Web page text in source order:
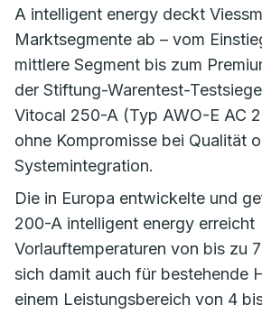
A intelligent energy deckt
Marktsegmente ab – vom
mittlere Segment bis zum
der Stiftung-Warentest-
Vitocal 250-A (Typ AWO-E AC
ohne Kompromisse bei Qualität
Systemintegration.
Die in Europa entwickelte und
200-A intelligent energy erreicht
Vorlauftemperaturen von bis zu
sich damit auch für bestehende
einem Leistungsbereich von 4